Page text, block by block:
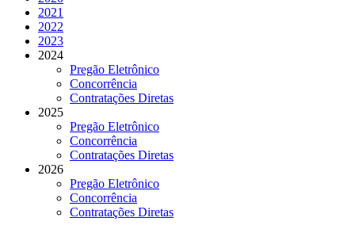
2021
2022
2023
2024
Pregão Eletrônico
Concorrência
Contratações Diretas
2025
Pregão Eletrônico
Concorrência
Contratações Diretas
2026
Pregão Eletrônico
Concorrência
Contratações Diretas